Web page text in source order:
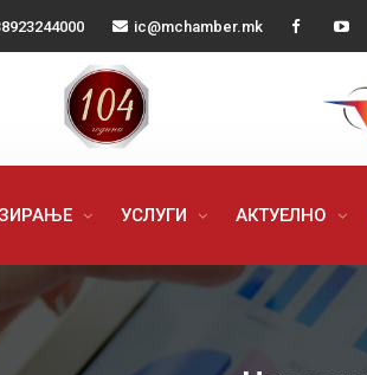
ic@mchamber.mk
УСЛУГИ АКТУЕЛНО